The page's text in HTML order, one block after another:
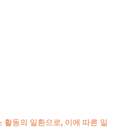
활동의 일환으로, 이에 따른 일